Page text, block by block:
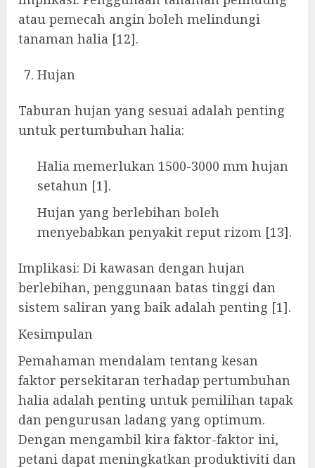
atau pemecah angin boleh melindungi
tanaman halia [12].
Hujan
Taburan hujan yang sesuai adalah penting
untuk pertumbuhan halia:
Halia memerlukan 1500-3000 mm hujan
setahun [1].
Hujan yang berlebihan boleh
menyebabkan penyakit reput rizom [13].
Implikasi: Di kawasan dengan hujan
berlebihan, penggunaan batas tinggi dan
sistem saliran yang baik adalah penting [1].
Kesimpulan
Pemahaman mendalam tentang kesan
faktor persekitaran terhadap pertumbuhan
halia adalah penting untuk pemilihan tapak
dan pengurusan ladang yang optimum.
Dengan mengambil kira faktor-faktor ini,
petani dapat meningkatkan produktiviti dan